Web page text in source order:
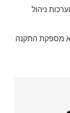
ניהול
מספקת התקנה